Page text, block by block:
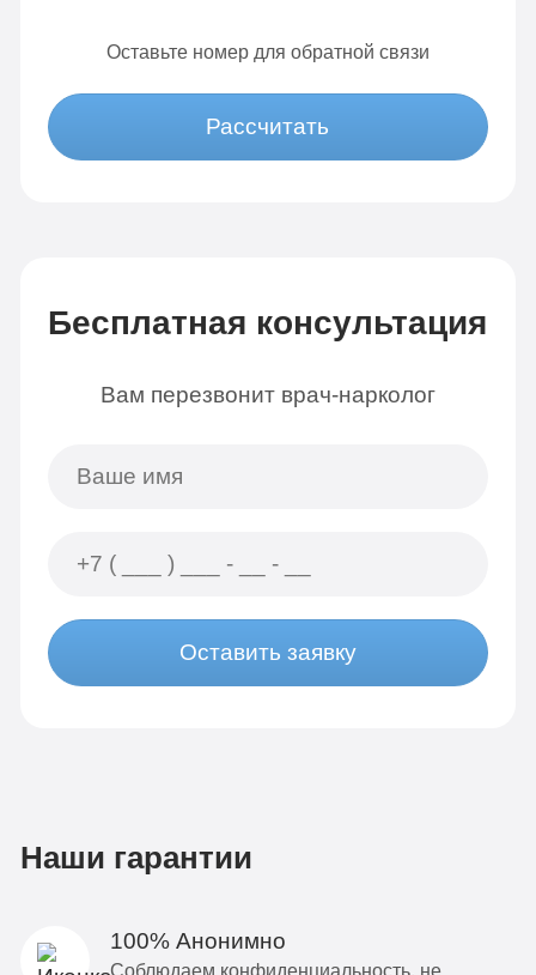
Оставьте номер для обратной связи
Рассчитать
Бесплатная консультация
Вам перезвонит врач-нарколог
Оставить заявку
Наши гарантии
100% Анонимно
Соблюдаем конфиденциальность, не